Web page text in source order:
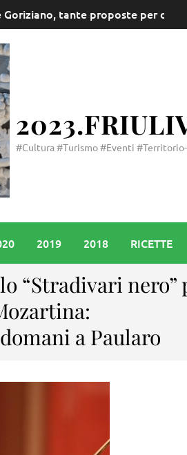
in piazza, un grande ritorno
#Cultura #Turismo #Eventi #Territorio-
2019 2018 RICETTE
“Stradivari nero”
a Paularo